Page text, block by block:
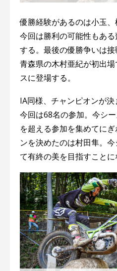
優勝経験があるのは小玉
今回は勝利の可能性もあ
する。最後の優勝争いは
青森県の木村亜紀が初出
スに登場する。
IA同様、チャンピオンが決
今回は68名の参加。今シ
を超える参加を集めてに
ンを決めたのは村田隼。
て有終の美を目指すことに